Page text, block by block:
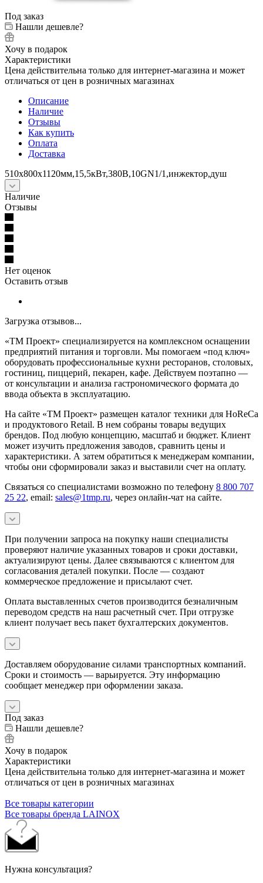
Под заказ
Нашли дешевле?
Хочу в подарок
Характеристики
Цена действительна только для интернет-магазина и может
отличаться от цен в розничных магазинах
Описание
Наличие
Отзывы
Как купить
Оплата
Доставка
510х800х1120мм,15,5кВт,380В,10GN1/1,инжектор,душ
Наличие
Отзывы
Нет оценок
Оставить отзыв
Загрузка отзывов...
«ТМ Проект» специализируется на комплексном оснащении
предприятий питания и торговли. Мы помогаем «под ключ»
оборудовать профессиональные кухни ресторанов, столовых,
гостиниц, пиццерий, пекарен, кафе. Действуем поэтапно —
от консультации и анализа гастрономического формата до
ввода объекта в эксплуатацию.
На сайте «ТМ Проект» размещен каталог техники для HoReCa
и продуктового Retail. В нем собраны товары ведущих
брендов. Под любую концепцию, масштаб и бюджет. Клиент
может изучить предложения заводов, сравнить цены и
характеристики. А затем обратиться к менеджерам компании,
чтобы они сформировали заказ и выставили счет на оплату.
Связаться со специалистами возможно по телефону 8 800 707
25 22, email: sales@1tmp.ru, через онлайн-чат на сайте.
При получении запроса на покупку наши специалисты
проверяют наличие указанных товаров и сроки доставки,
актуализируют цены. Далее связываются с клиентом для
согласования деталей покупки. После — создают
коммерческое предложение и присылают счет.
Оплата выставленных счетов производится безналичным
переводом средств на наш расчетный счет. При отгрузке
клиент получает весь пакет бухгалтерских документов.
Доставляем оборудование силами транспортных компаний.
Сроки и стоимость — варьируется. Эту информацию
сообщает менеджер при оформлении заказа.
Под заказ
Нашли дешевле?
Хочу в подарок
Характеристики
Цена действительна только для интернет-магазина и может
отличаться от цен в розничных магазинах
Все товары категории
Все товары бренда LAINOX
Нужна консультация?